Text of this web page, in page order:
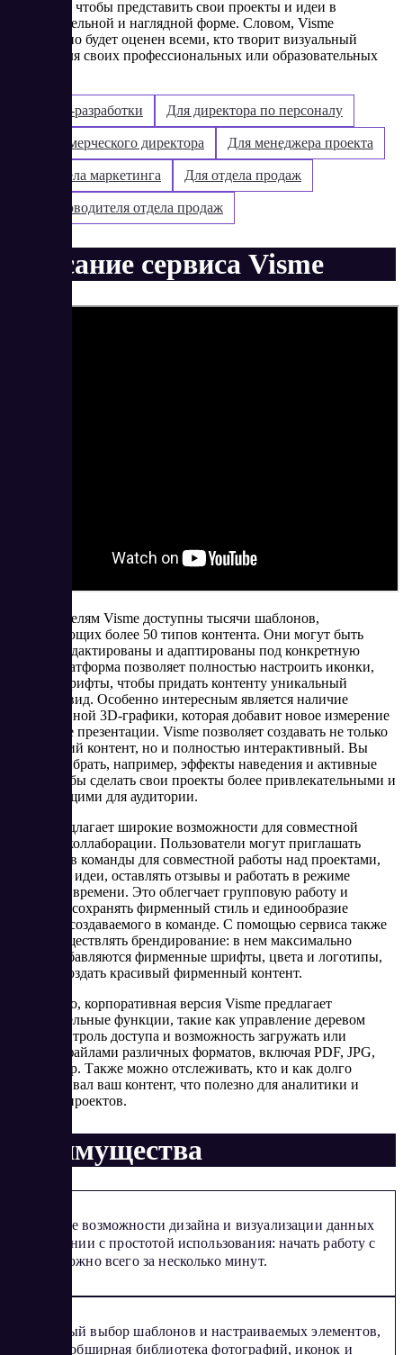
, чтобы представить свои проекты и идеи в
привлекательной и наглядной форме. Словом, Visme
несомненно будет оценен всеми, кто творит визуальный
контент для своих профессиональных или образовательных
Для web-разработки Для директора по персоналу
Для коммерческого директора Для менеджера проекта
Для отдела маркетинга Для отдела продаж
Для руководителя отдела продаж
Описание сервиса Visme
Пользователям Visme доступны тысячи шаблонов,
охватывающих более 50 типов контента. Они могут быть
легко отредактированы и адаптированы под конкретную
задачу. Платформа позволяет полностью настроить иконки,
стили и шрифты, чтобы придать контенту уникальный
внешний вид. Особенно интересным является наличие
эксклюзивной 3D-графики, которая добавит новое измерение
в обычные презентации. Visme позволяет создавать не только
статический контент, но и полностью интерактивный. Вы
можете выбрать, например, эффекты наведения и активные
меню, чтобы сделать свои проекты более привлекательными и
вовлекающими для аудитории.
Visme предлагает широкие возможности для совместной
работы и коллаборации. Пользователи могут приглашать
участников команды для совместной работы над проектами,
обсуждать идеи, оставлять отзывы и работать в режиме
реального времени. Это облегчает групповую работу и
позволяет сохранять фирменный стиль и единообразие
контента, создаваемого в команде. С помощью сервиса также
легко осуществлять брендирование: в нем максимально
просто добавляются фирменные шрифты, цвета и логотипы,
помогая создать красивый фирменный контент.
Кроме того, корпоративная версия Visme предлагает
дополнительные функции, такие как управление деревом
папок, контроль доступа и возможность загружать или
делиться файлами различных форматов, включая PDF, JPG,
HTML и др. Также можно отслеживать, кто и как долго
просматривал ваш контент, что полезно для аналитики и
контроля проектов.
Преимущества
Широкие возможности дизайна и визуализации данных
в сочетании с простотой использования: начать работу с
Visme можно всего за несколько минут.
Огромный выбор шаблонов и настраиваемых элементов,
а также обширная библиотека фотографий, иконок и